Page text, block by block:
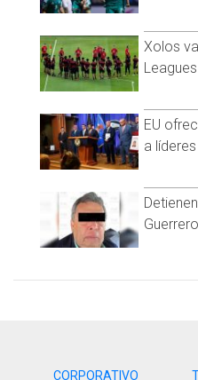
El oso fue tranquilizado y
Bosque Nacional de
Xolos
EU
a
CORPORATIVO